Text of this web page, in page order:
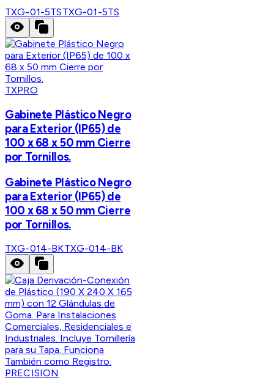
TXG-01-5TSTXG-01-5TS
TXPRO
Gabinete Plástico Negro
para Exterior (IP65) de
100 x 68 x 50 mm Cierre
por Tornillos.
Gabinete Plástico Negro
para Exterior (IP65) de
100 x 68 x 50 mm Cierre
por Tornillos.
TXG-014-BKTXG-014-BK
PRECISION